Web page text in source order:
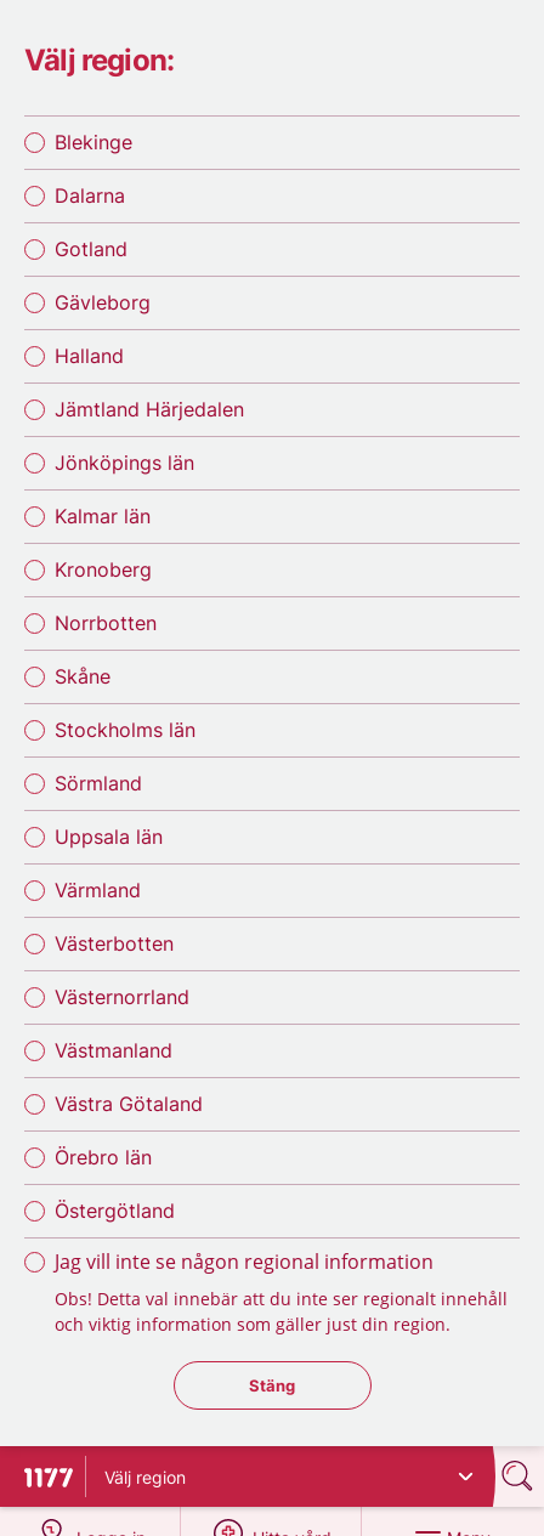
Välj region:
Blekinge
Dalarna
Gotland
Gävleborg
Halland
Jämtland Härjedalen
Jönköpings län
Kalmar län
Kronoberg
Norrbotten
Skåne
Stockholms län
Sörmland
Uppsala län
Värmland
Västerbotten
Västernorrland
Västmanland
Västra Götaland
Örebro län
Östergötland
Jag vill inte se någon regional information
Obs! Detta val innebär att du inte ser regionalt innehåll
och viktig information som gäller just din region.
Stäng regionsväljaren
Stäng
Till startsidan för 1177
Välj region
på 1177.se
på 1177.se